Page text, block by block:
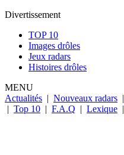
Divertissement
TOP 10
Images drôles
Jeux radars
Histoires drôles
MENU
Actualités | Nouveaux radars |
| Top 10 | F.A.Q | Lexique |